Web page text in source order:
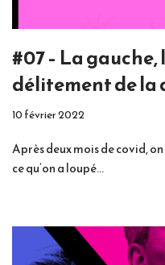
#07 – La
délitement de la
10 février 2022
Après deux mois de covid,
ce qu’on a loupé…